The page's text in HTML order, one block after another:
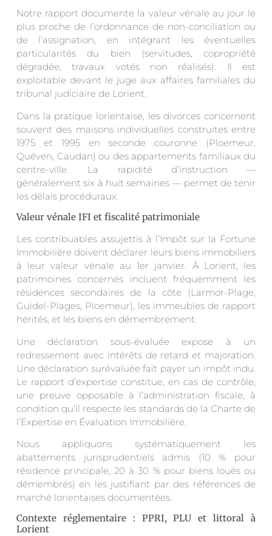
Notre rapport documente la valeur vénale au jour le
plus proche de l’ordonnance de non-conciliation ou
de l’assignation, en intégrant les éventuelles
particularités du bien (servitudes, copropriété
dégradée, travaux votés non réalisés). Il est
exploitable devant le juge aux affaires familiales du
tribunal judiciaire de Lorient.
Dans la pratique lorientaise, les divorces concernent
souvent des maisons individuelles construites entre
1975 et 1995 en seconde couronne (Ploemeur,
Quéven, Caudan) ou des appartements familiaux du
centre-ville. La rapidité d’instruction —
généralement six à huit semaines — permet de tenir
les délais procéduraux.
Valeur vénale IFI et fiscalité patrimoniale
Les contribuables assujettis à l’Impôt sur la Fortune
Immobilière doivent déclarer leurs biens immobiliers
à leur valeur vénale au 1er janvier. À Lorient, les
patrimoines concernés incluent fréquemment les
résidences secondaires de la côte (Larmor-Plage,
Guidel-Plages, Ploemeur), les immeubles de rapport
hérités, et les biens en démembrement.
Une déclaration sous-évaluée expose à un
redressement avec intérêts de retard et majoration.
Une déclaration surévaluée fait payer un impôt indu.
Le rapport d’expertise constitue, en cas de contrôle,
une preuve opposable à l’administration fiscale, à
condition qu’il respecte les standards de la Charte de
l’Expertise en Évaluation Immobilière.
Nous appliquons systématiquement les
abattements jurisprudentiels admis (10 % pour
résidence principale, 20 à 30 % pour biens loués ou
démembrés) en les justifiant par des références de
marché lorientaises documentées.
Contexte réglementaire : PPRI, PLU et littoral à
Lorient